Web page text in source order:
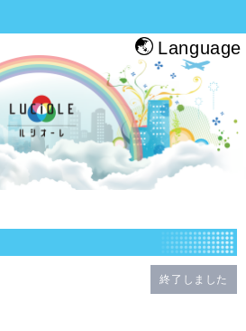
ン。旅をする人・帰る人・地元の人がホッと
Language
終了しました